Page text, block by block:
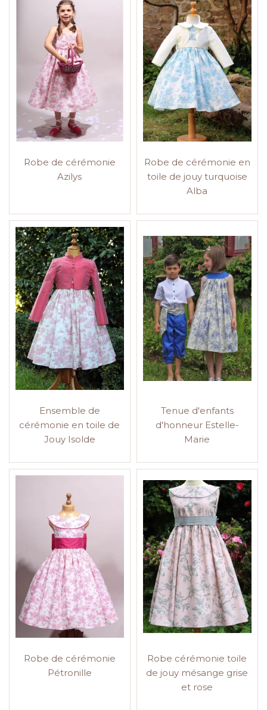
Robe de cérémonie
Azilys
Robe de cérémonie en
toile de jouy turquoise
Alba
Ensemble de
cérémonie en toile de
Jouy Isolde
Tenue d'enfants
d'honneur Estelle-
Marie
Robe de cérémonie
Pétronille
Robe cérémonie toile
de jouy mésange grise
et rose